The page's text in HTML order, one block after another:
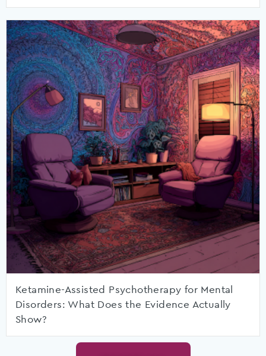
Ketamine-Assisted Psychotherapy for Mental
Disorders: What Does the Evidence Actually
Show?